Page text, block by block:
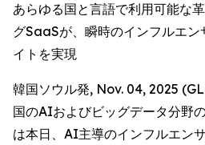
あらゆる国と言語で利用可能な
グSaaSが、瞬時のインフルエ
イトを実現
韓国ソウル発, Nov. 04, 2025
国のAIおよびビッグデータ分野
は本日、AI主導のインフルエン